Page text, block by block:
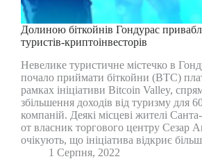
Долиною біткойнів Гондурас
туристів-криптоінвесторів
Невелике туристичне містечко в
почало приймати біткойни (BTC)
рамках ініціативи Bitcoin Valley,
збільшення доходів від туризму для
компаній. Деякі місцеві жителі
от власник торгового центру Сезар
очікують, що ініціатива відкриє
1 Серпня, 2022